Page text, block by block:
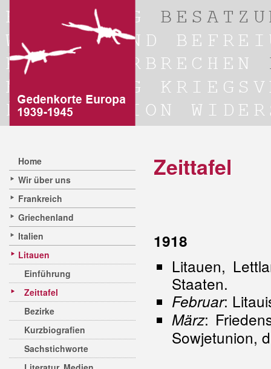
Home
Wir über uns
Frankreich
Griechenland
Italien
Litauen
Einführung
Zeittafel
Bezirke
Kurzbiografien
Sachstichworte
Zeittafel
1918
Litauen,
Staaten.
Februar:
März:
Sowjetunion,